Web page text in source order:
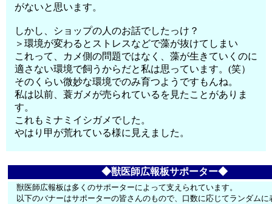
がないと思います。
しかし、ショップの人のお話でしたっけ？
＞環境が変わるとストレスなどで藻が抜けてしまい
これって、カメ側の問題ではなく、藻が生きていくのに
適さない環境で飼うからだと私は思っています。(笑）
そのくらい微妙な環境でのみ育つようですもんね。
私は以前、蓑ガメが売られているを見たことがありま
す。
これもミナミイシガメでした。
やはり甲が荒れている様に見えました。
◆獣医師広報板サポーター◆
獣医師広報板は多くのサポーターによって支えられています。
以下のバナーはサポーターの皆さんのもので、口数に応じてランダムに